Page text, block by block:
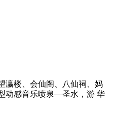
瀛楼、会仙阁、八仙祠、妈
动感音乐喷泉—圣水，游 华